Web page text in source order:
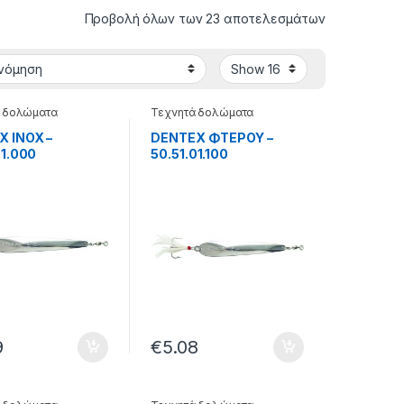
Προβολή όλων των 23 αποτελεσμάτων
δολώματα
INOX –
Τεχνητά δολώματα
DENTEX ΦΤΕΡΟΥ –
50.51.01.100
€5.08